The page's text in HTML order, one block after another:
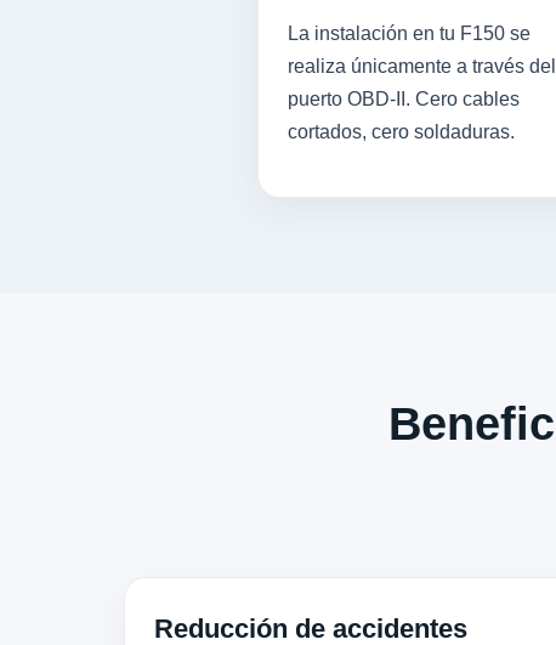
La instalación en tu F150 se
realiza únicamente a través del
puerto OBD-II. Cero cables
cortados, cero soldaduras.
Reducción de accidentes